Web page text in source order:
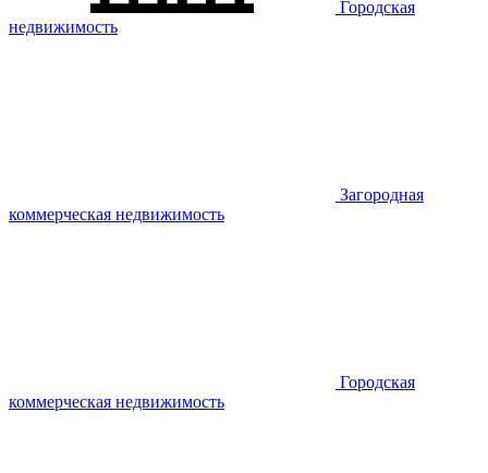
Городская
недвижимость
Загородная
коммерческая недвижимость
Городская
коммерческая недвижимость